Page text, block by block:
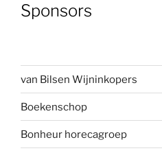
Sponsors
van Bilsen Wijninkopers
Boekenschop
Bonheur horecagroep